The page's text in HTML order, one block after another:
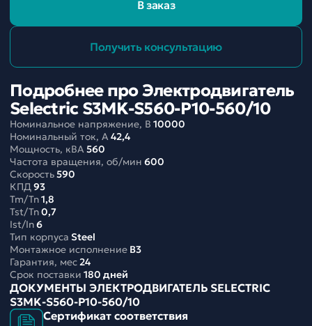
В заказ
Получить консультацию
Подробнее про Электродвигатель
Selectric S3MK-S560-P10-560/10
Номинальное напряжение, В 10000
Номинальный ток, A42,4
Мощность, кВА560
Частота вращения, об/мин 600
Скорость590
КПД93
Tm/Tn1,8
Tst/Tn0,7
Ist/In6
Тип корпуса Steel
Монтажное исполнение B3
Гарантия, мес24
Срок поставки 180 дней
ДОКУМЕНТЫ ЭЛЕКТРОДВИГАТЕЛЬ SELECTRIC
S3MK-S560-P10-560/10
Сертификат соответствия